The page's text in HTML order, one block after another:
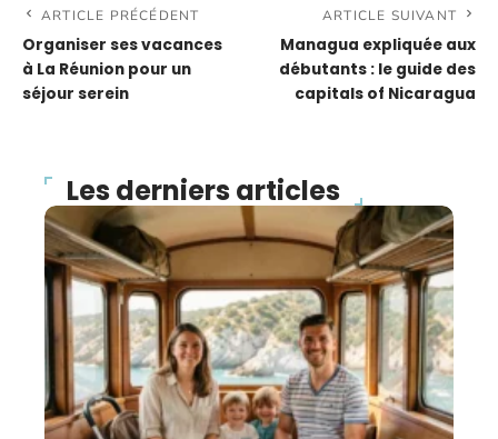
ARTICLE PRÉCÉDENT
Organiser ses vacances
à La Réunion pour un
séjour serein
ARTICLE SUIVANT
Managua expliquée aux
débutants : le guide des
capitals of Nicaragua
Les derniers articles